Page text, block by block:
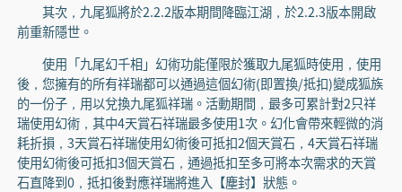
其次，九尾狐將於2.2.2版本期間降臨江湖，於2.2.3版本開啟
前重新隱世。
使用「九尾幻千相」幻術功能僅限於獲取九尾狐時使用，使用
後，您擁有的所有祥瑞都可以通過這個幻術(即置換/抵扣)變成狐族
的一份子，用以兌換九尾狐祥瑞。活動期間，最多可累計對2只祥
瑞使用幻術，其中4天賞石祥瑞最多使用1次。幻化會帶來輕微的消
耗折損，3天賞石祥瑞使用幻術後可抵扣2個天賞石，4天賞石祥瑞
使用幻術後可抵扣3個天賞石，通過抵扣至多可將本次需求的天賞
石直降到0，抵扣後對應祥瑞將進入【塵封】狀態。